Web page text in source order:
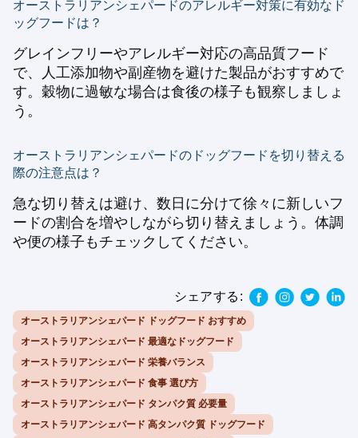
オーストラリアンシェパードのアレルギー対策に有効なド
ッグフードは？
グレインフリーやアレルギー対応の高品質フード
で、人工添加物や副産物を避けた製品がおすすめで
す。穀物に過敏な場合は食後の様子も観察しましょ
う。
オーストラリアンシェパードのドッグフードを切り替える
際の注意点は？
急な切り替えは避け、数日に分けて徐々に新しいフ
ードの割合を増やしながら切り替えましょう。体調
や便の様子もチェックしてください。
シェアする:
オーストラリアンシェパード ドッグフード おすすめ
オーストラリアンシェパード 最適なドッグフード
オーストラリアンシェパード 栄養バランス
オーストラリアンシェパード 食事 選び方
オーストラリアンシェパード タンパク質 必要量
オーストラリアンシェパード 高タンパク質 ドッグフード